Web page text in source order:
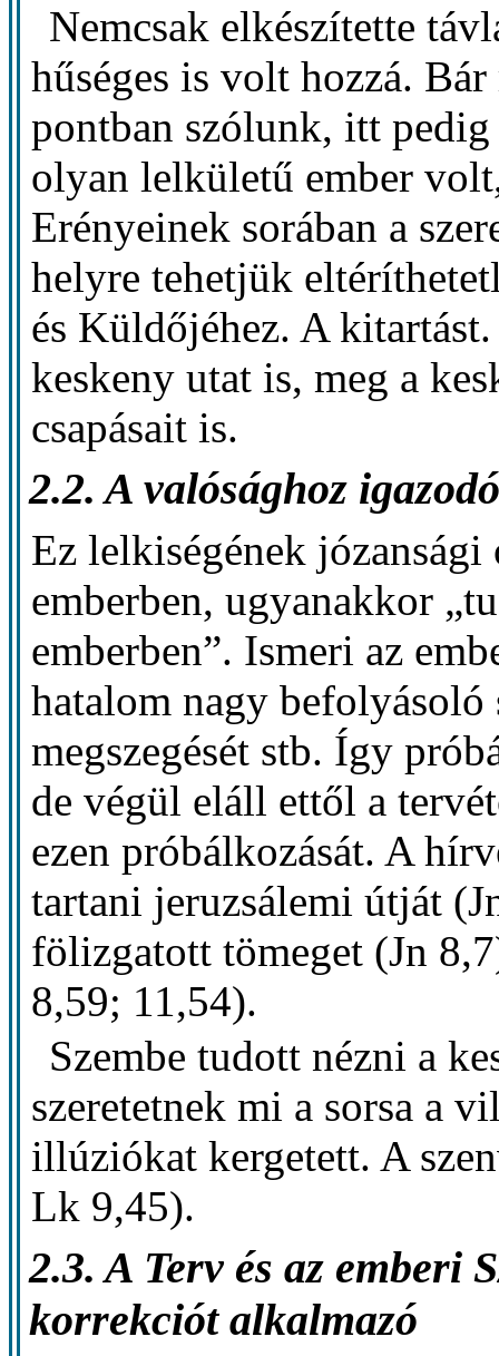
Nemcsak elkészítette
hűséges is volt hozzá.
pontban szólunk, itt
olyan lelkületű ember
Erényeinek sorában a
helyre tehetjük
és Küldőjéhez. A
keskeny utat is, meg a
csapásait is.
2.2. A valósághoz
Ez lelkiségének
emberben, ugyanakkor
emberben”. Ismeri az
hatalom nagy
megszegését stb. Így
de végül eláll ettől a
ezen próbálkozását. A
tartani jeruzsálemi útját
fölizgatott tömeget (Jn
8,59; 11,54).
Szembe tudott nézni a
szeretetnek mi a sorsa a
illúziókat kergetett. A
Lk 9,45).
2.3. A Terv és az emberi
korrekciót alkalmazó